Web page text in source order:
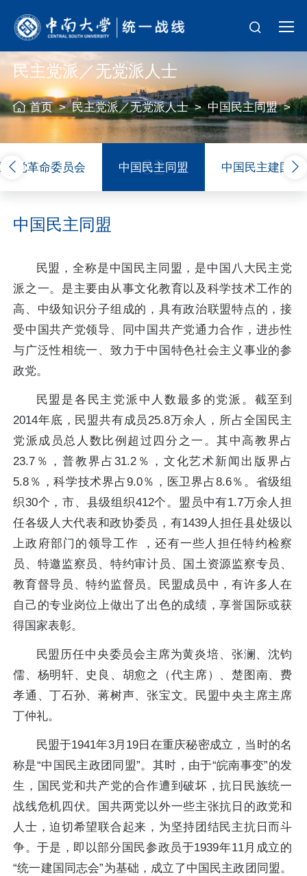
民主党派／无党派人士
首页 > 民主党派／无党派人士 > 中国民主同盟 >
民党革命委员会 02
中国民主同盟 中国民主建国会
中国民主同盟
民盟，全称是中国民主同盟，是中国八大民主党
派之一。是主要由从事文化教育以及科学技术工作的
高、中级知识分子组成的，具有政治联盟特点的，接
受中国共产党领导、同中国共产党通力合作，进步性
与广泛性相统一、致力于中国特色社会主义事业的参
政党。
民盟是各民主党派中人数最多的党派。截至到
2014年底，民盟共有成员25.8万余人，所占全国民主
党派成员总人数比例超过四分之一。其中高教界占
23.7％，普教界占31.2％，文化艺术新闻出版界占
5.8％，科学技术界占9.0％，医卫界占8.6％。省级组
织30个，市、县级组织412个。盟员中有1.7万余人担
任各级人大代表和政协委员，有1439人担任县处级以
上政府部门的领导工作 ，还有一些人担任特约检察
员、特邀监察员、特约审计员、国土资源监察专员、
教育督导员、特约监督员。民盟成员中，有许多人在
自己的专业岗位上做出了出色的成绩，享誉国际或获
得国家表彰。
民盟历任中央委员会主席为黄炎培、张澜、沈钧
儒、杨明轩、史良、胡愈之（代主席）、楚图南、费
孝通、丁石孙、蒋树声、张宝文。民盟中央主席主席
丁仲礼。
民盟于1941年3月19日在重庆秘密成立，当时的名
称是“中国民主政团同盟”。其时，由于“皖南事变”的发
生，国民党和共产党的合作遭到破坏，抗日民族统一
战线危机四伏。国共两党以外一些主张抗日的政党和
人士，迫切希望联合起来，为坚持团结民主抗日而斗
争。于是，即以部分国民参政员于1939年11月成立的
“统一建国同志会”为基础，成立了中国民主政团同盟。